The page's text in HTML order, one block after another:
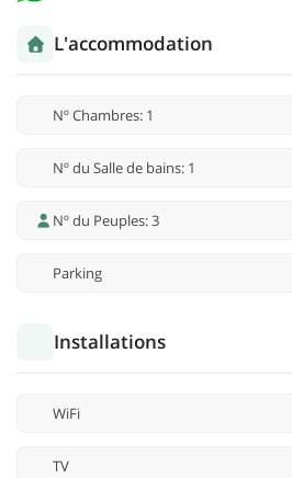
L'accommodation
Nº Chambres: 1
Nº du Salle de bains: 1
Nº du Peuples: 3
Parking
Installations
WiFi
TV